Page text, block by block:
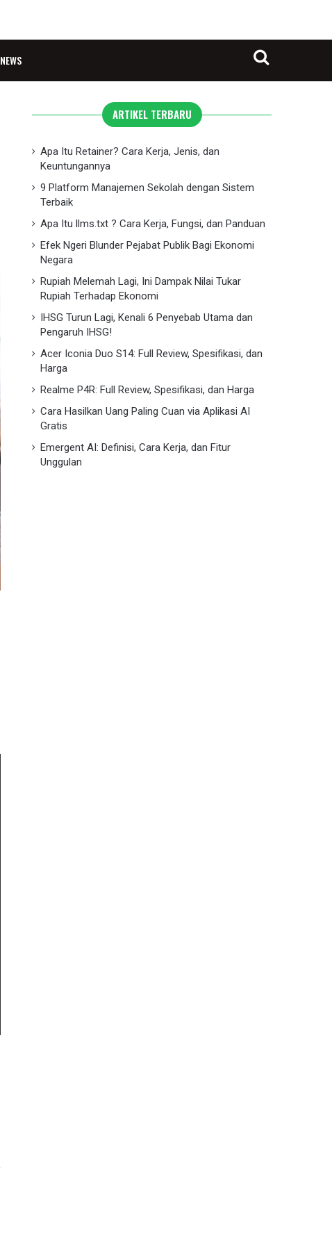
NEWS Search for
ARTIKEL TERBARU
Apa Itu Retainer? Cara Kerja, Jenis, dan
Keuntungannya
9 Platform Manajemen Sekolah dengan Sistem
Terbaik
Apa Itu llms.txt ? Cara Kerja, Fungsi, dan Panduan
Efek Ngeri Blunder Pejabat Publik Bagi Ekonomi
Negara
Rupiah Melemah Lagi, Ini Dampak Nilai Tukar
Rupiah Terhadap Ekonomi
IHSG Turun Lagi, Kenali 6 Penyebab Utama dan
Pengaruh IHSG!
Acer Iconia Duo S14: Full Review, Spesifikasi, dan
Harga
Realme P4R: Full Review, Spesifikasi, dan Harga
Cara Hasilkan Uang Paling Cuan via Aplikasi AI
Gratis
Emergent AI: Definisi, Cara Kerja, dan Fitur
Unggulan